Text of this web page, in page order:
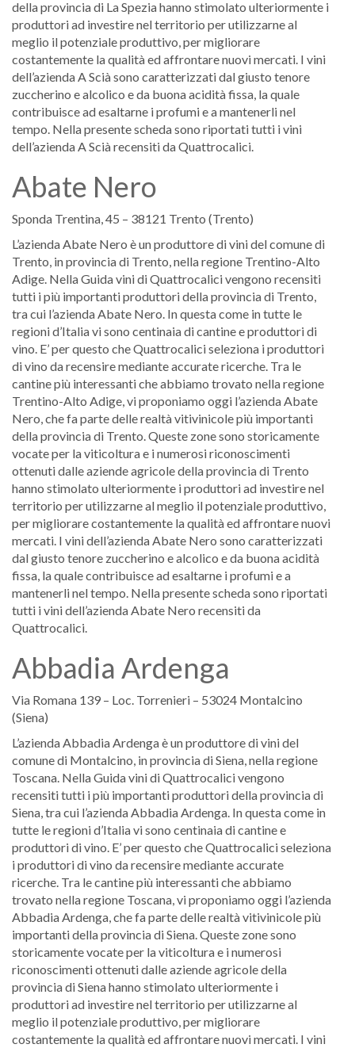
della provincia di La Spezia hanno stimolato ulteriormente i
produttori ad investire nel territorio per utilizzarne al
meglio il potenziale produttivo, per migliorare
costantemente la qualità ed affrontare nuovi mercati. I vini
dell’azienda A Scià sono caratterizzati dal giusto tenore
zuccherino e alcolico e da buona acidità fissa, la quale
contribuisce ad esaltarne i profumi e a mantenerli nel
tempo. Nella presente scheda sono riportati tutti i vini
dell’azienda A Scià recensiti da Quattrocalici.
Abate Nero
Sponda Trentina, 45 – 38121 Trento (Trento)
L’azienda Abate Nero è un produttore di vini del comune di
Trento, in provincia di Trento, nella regione Trentino-Alto
Adige. Nella Guida vini di Quattrocalici vengono recensiti
tutti i più importanti produttori della provincia di Trento,
tra cui l’azienda Abate Nero. In questa come in tutte le
regioni d’Italia vi sono centinaia di cantine e produttori di
vino. E’ per questo che Quattrocalici seleziona i produttori
di vino da recensire mediante accurate ricerche. Tra le
cantine più interessanti che abbiamo trovato nella regione
Trentino-Alto Adige, vi proponiamo oggi l’azienda Abate
Nero, che fa parte delle realtà vitivinicole più importanti
della provincia di Trento. Queste zone sono storicamente
vocate per la viticoltura e i numerosi riconoscimenti
ottenuti dalle aziende agricole della provincia di Trento
hanno stimolato ulteriormente i produttori ad investire nel
territorio per utilizzarne al meglio il potenziale produttivo,
per migliorare costantemente la qualità ed affrontare nuovi
mercati. I vini dell’azienda Abate Nero sono caratterizzati
dal giusto tenore zuccherino e alcolico e da buona acidità
fissa, la quale contribuisce ad esaltarne i profumi e a
mantenerli nel tempo. Nella presente scheda sono riportati
tutti i vini dell’azienda Abate Nero recensiti da
Quattrocalici.
Abbadia Ardenga
Via Romana 139 – Loc. Torrenieri – 53024 Montalcino
(Siena)
L’azienda Abbadia Ardenga è un produttore di vini del
comune di Montalcino, in provincia di Siena, nella regione
Toscana. Nella Guida vini di Quattrocalici vengono
recensiti tutti i più importanti produttori della provincia di
Siena, tra cui l’azienda Abbadia Ardenga. In questa come in
tutte le regioni d’Italia vi sono centinaia di cantine e
produttori di vino. E’ per questo che Quattrocalici seleziona
i produttori di vino da recensire mediante accurate
ricerche. Tra le cantine più interessanti che abbiamo
trovato nella regione Toscana, vi proponiamo oggi l’azienda
Abbadia Ardenga, che fa parte delle realtà vitivinicole più
importanti della provincia di Siena. Queste zone sono
storicamente vocate per la viticoltura e i numerosi
riconoscimenti ottenuti dalle aziende agricole della
provincia di Siena hanno stimolato ulteriormente i
produttori ad investire nel territorio per utilizzarne al
meglio il potenziale produttivo, per migliorare
costantemente la qualità ed affrontare nuovi mercati. I vini